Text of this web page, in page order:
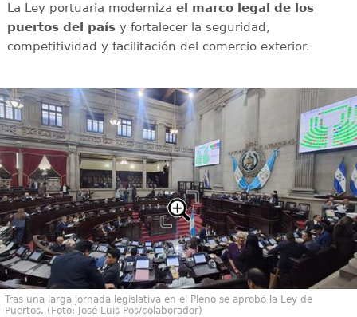
La Ley portuaria moderniza el marco legal de los
puertos del paísy fortalecer la seguridad,
competitividad y facilitación del comercio exterior.
Tras una larga jornada legislativa en el Pleno se aprobó la Ley de
Puertos. (Foto: José Luis Pos/colaborador)